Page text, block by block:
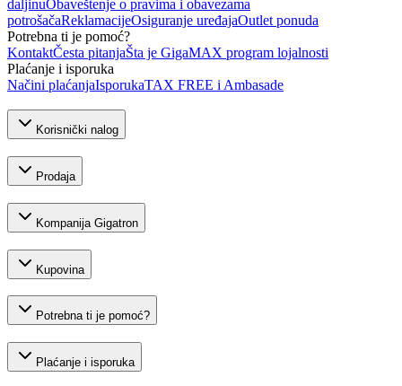
daljinuObaveštenje o pravima i obavezama
potrošačaReklamacijeOsiguranje uređajaOutlet ponuda
Potrebna ti je pomoć?
KontaktČesta pitanjaŠta je GigaMAX program lojalnosti
Plaćanje i isporuka
Načini plaćanjaIsporukaTAX FREE i Ambasade
Korisnički nalog
Prodaja
Kompanija Gigatron
Kupovina
Potrebna ti je pomoć?
Plaćanje i isporuka